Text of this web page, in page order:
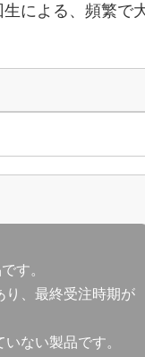
による、頻繁で
す。
り、最終受注時期が
ない製品です。